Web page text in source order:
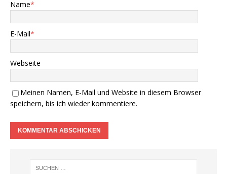
Name*
E-Mail*
Webseite
Meinen Namen, E-Mail und Website in diesem Browser
speichern, bis ich wieder kommentiere.